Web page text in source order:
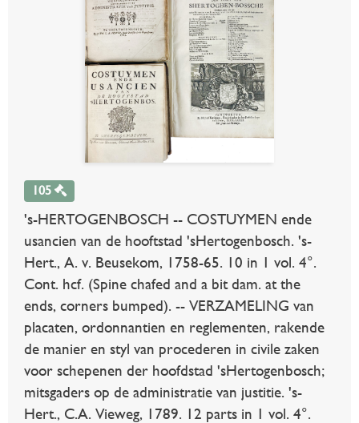
105
's-HERTOGENBOSCH -- COSTUYMEN ende
usancien van de hooftstad 'sHertogenbosch. 's-
Hert., A. v. Beusekom, 1758-65. 10 in 1 vol. 4°.
Cont. hcf. (Spine chafed and a bit dam. at the
ends, corners bumped). -- VERZAMELING van
placaten, ordonnantien en reglementen, rakende
de manier en styl van procederen in civile zaken
voor schepenen der hoofdstad 'sHertogenbosch;
mitsgaders op de administratie van justitie. 's-
Hert., C.A. Vieweg, 1789. 12 parts in 1 vol. 4°.